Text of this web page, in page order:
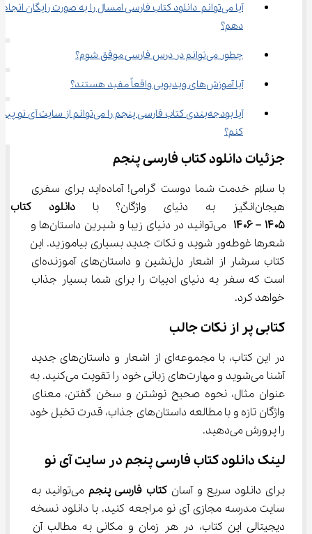
آیا می‌توانم  دانلود کتاب فارسی امسال را به صورت رایگان انجام
دهم؟
چطور می‌توانم در درس فارسی موفق شوم؟
آیا آموزش‌های ویدیویی واقعاً مفید هستند؟
آیا بودجه‌بندی کتاب فارسی پنجم را می‌توانم از سایت آی نو
کنم؟
جزئیات دانلود کتاب فارسی پنجم
با سلام خدمت شما دوست گرامی! آماده‌اید برای سفری
هیجان‌انگیز به دنیای واژگان؟ با
دانلود
۱۴۰۵ – ۱۴۰۶
می‌توانید در دنیای زیبا و شیرین داستان‌ها و
شعرها غوطه‌ور شوید و نکات جدید بسیاری بیاموزید. این
کتاب سرشار از اشعار دل‌نشین و داستان‌های آموزنده‌ای
است که سفر به دنیای ادبیات را برای شما بسیار جذاب
خواهد کرد.
کتابی پر از نکات جالب
در این کتاب، با مجموعه‌ای از اشعار و داستان‌های جدید
آشنا می‌شوید و مهارت‌های زبانی خود را تقویت می‌کنید. به
عنوان مثال، نحوه صحیح نوشتن و سخن گفتن، معنای
واژگان تازه و با مطالعه داستان‌های جذاب، قدرت تخیل خود
را پرورش می‌دهید.
لینک دانلود کتاب فارسی پنجم در سایت آی نو
برای دانلود سریع و آسان کتاب فارسی پنجم
می‌توانید به
سایت مدرسه مجازی آی نو مراجعه کنید. با دانلود نسخه
دیجیتالی این کتاب، در هر زمان و مکانی به مطالب آن